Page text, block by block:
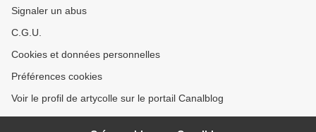
Signaler un abus
C.G.U.
Cookies et données personnelles
Préférences cookies
Voir le profil de artycolle sur le portail Canalblog